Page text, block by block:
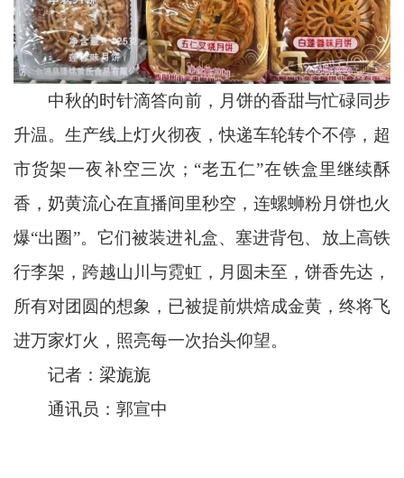
中秋的时针滴答向前，月饼的香甜与忙碌同步
升温。生产线上灯火彻夜，快递车轮转个不停，超
市货架一夜补空三次；“老五仁”在铁盒里继续酥
香，奶黄流心在直播间里秒空，连螺蛳粉月饼也火
爆“出圈”。它们被装进礼盒、塞进背包、放上高铁
行李架，跨越山川与霓虹，月圆未至，饼香先达，
所有对团圆的想象，已被提前烘焙成金黄，终将飞
进万家灯火，照亮每一次抬头仰望。
记者：梁旎旎
通讯员：郭宣中